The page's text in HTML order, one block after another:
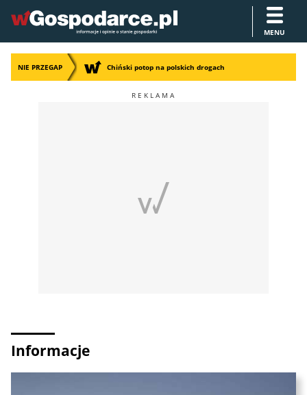
MENU
NIE PRZEGAP Chiński potop na polskich drogach
Informacje